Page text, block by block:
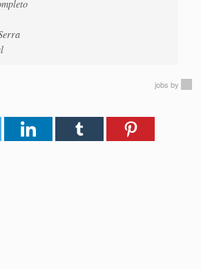
jobs by